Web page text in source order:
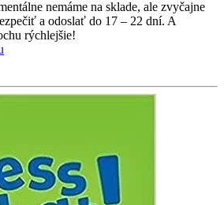
nemáme na sklade, ale zvyčajne
a odoslať do 17 – 22 dní. A
rýchlejšie!